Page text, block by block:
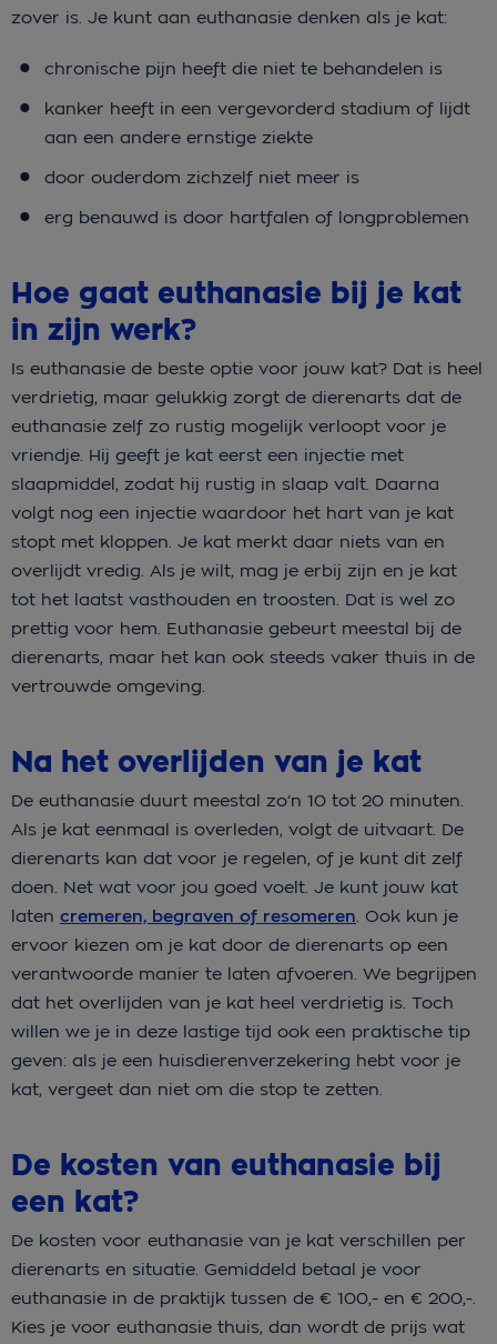
zover is. Je kunt aan euthanasie denken als je kat:
chronische pijn heeft die niet te behandelen is
kanker heeft in een vergevorderd stadium of lijdt
aan een andere ernstige ziekte
door ouderdom zichzelf niet meer is
erg benauwd is door hartfalen of longproblemen
Hoe gaat euthanasie bij je kat
in zijn werk?
Is euthanasie de beste optie voor jouw kat? Dat is heel
verdrietig, maar gelukkig zorgt de dierenarts dat de
euthanasie zelf zo rustig mogelijk verloopt voor je
vriendje. Hij geeft je kat eerst een injectie met
slaapmiddel, zodat hij rustig in slaap valt. Daarna
volgt nog een injectie waardoor het hart van je kat
stopt met kloppen. Je kat merkt daar niets van en
overlijdt vredig. Als je wilt, mag je erbij zijn en je kat
tot het laatst vasthouden en troosten. Dat is wel zo
prettig voor hem. Euthanasie gebeurt meestal bij de
dierenarts, maar het kan ook steeds vaker thuis in de
vertrouwde omgeving.
Na het overlijden van je kat
De euthanasie duurt meestal zo’n 10 tot 20 minuten.
Als je kat eenmaal is overleden, volgt de uitvaart. De
dierenarts kan dat voor je regelen, of je kunt dit zelf
doen. Net wat voor jou goed voelt. Je kunt jouw kat
laten cremeren, begraven of resomeren. Ook kun je
ervoor kiezen om je kat door de dierenarts op een
verantwoorde manier te laten afvoeren. We begrijpen
dat het overlijden van je kat heel verdrietig is. Toch
willen we je in deze lastige tijd ook een praktische tip
geven: als je een huisdierenverzekering hebt voor je
kat, vergeet dan niet om die stop te zetten.
De kosten van euthanasie bij
een kat?
De kosten voor euthanasie van je kat verschillen per
dierenarts en situatie. Gemiddeld betaal je voor
euthanasie in de praktijk tussen de € 100,- en € 200,-.
Kies je voor euthanasie thuis, dan wordt de prijs wat